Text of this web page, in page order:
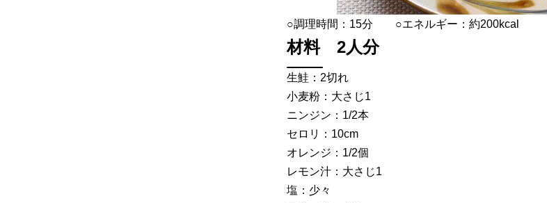
○調理時間：15分 ○エネルギー：約200kcal
材料 2人分
生鮭：2切れ
小麦粉：大さじ1
ニンジン：1/2本
セロリ：10cm
オレンジ：1/2個
レモン汁：大さじ1
塩：少々